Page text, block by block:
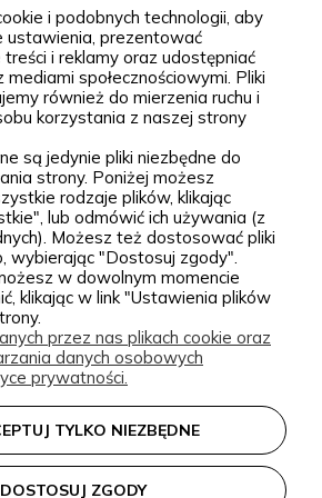
krajobrazowe. Za Zieloną Parą
którzy z dużą starannością
dostępną w naszej
znajdziesz zarówno
gatunki, jak i ciekawsze,
krzewy ozdobne, drzewa, byliny
Każda roślina jest przez
nawożona, przycinana i
aby mogła trafić do Twojego
kondycji. W Zielonej Parze
na jakość sadzonek.
ukorzeniona, zdrowa roślina to
ogrodu, dlatego nie traktujemy
zwykłej wysyłki produktu.
starannie prowadzone i
Brudzice
© 2026
with
by
i podobnych technologii, aby
ustawienia, prezentować
i reklamy oraz udostępniać
społecznościowymi. Pliki
również do mierzenia ruchu i
korzystania z naszej strony
są jedynie pliki niezbędne do
strony. Poniżej możesz
rodzaje plików, klikając
lub odmówić ich używania (z
Możesz też dostosować pliki
wybierając "Dostosuj zgody".
w dowolnym momencie
klikając w link "Ustawienia plików
przez nas plikach cookie oraz
danych osobowych
prywatności.
TYLKO NIEZBĘDNE
DOSTOSUJ ZGODY